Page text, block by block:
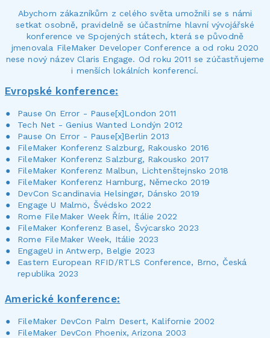
Abychom zákazníkům z celého světa umožnili se s námi
setkat osobně, pravidelně se účastníme hlavní vývojářské
konference ve Spojených státech, která se původně
jmenovala FileMaker Developer Conference a od roku 2020
nese nový název Claris Engage. Od roku 2011 se zúčastňujeme
i menších lokálních konferencí.
Evropské konference:
Pause On Error - Pause[x]London 2011
Tech Net - Genius Wanted Londýn 2012
Pause On Error - Pause[x]Berlin 2013
FileMaker Konferenz Salzburg, Rakousko 2016
FileMaker Konferenz Salzburg, Rakousko 2017
FileMaker Konferenz Malbun, Lichtenštejnsko 2018
FileMaker Konferenz Hamburg, Německo 2019
DevCon Scandinavia Helsingør, Dánsko 2019
Engage U Malmö, Švédsko 2022
Rome FileMaker Week Řím, Itálie 2022
FileMaker Konferenz Basel, Švýcarsko 2023
Rome FileMaker Week, Itálie 2023
EngageU in Antwerp, Belgie 2023
Eastern European RFID/RTLS Conference, Brno, Česká
republika 2023
Americké konference:
FileMaker DevCon Palm Desert, Kalifornie 2002
FileMaker DevCon Phoenix, Arizona 2003